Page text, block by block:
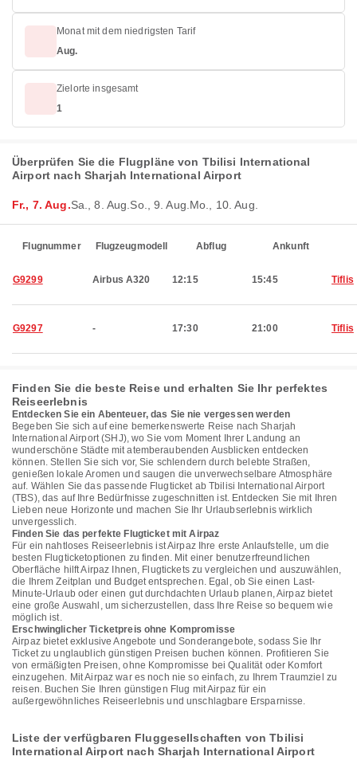
Monat mit dem niedrigsten Tarif
Aug.
Zielorte insgesamt
1
Überprüfen Sie die Flugpläne von Tbilisi International
Airport nach Sharjah International Airport
Fr., 7. Aug.Sa., 8. Aug. So., 9. Aug. Mo., 10. Aug.
Flugnummer Flugzeugmodell Abflug Ankunft
G9299 Airbus A320 12:15 15:45 Tiflis
G9297 - 17:30 21:00 Tiflis
Finden Sie die beste Reise und erhalten Sie Ihr perfektes
Reiseerlebnis
Entdecken Sie ein Abenteuer, das Sie nie vergessen werden
Begeben Sie sich auf eine bemerkenswerte Reise nach Sharjah
International Airport (SHJ), wo Sie vom Moment Ihrer Landung an
wunderschöne Städte mit atemberaubenden Ausblicken entdecken
können. Stellen Sie sich vor, Sie schlendern durch belebte Straßen,
genießen lokale Aromen und saugen die unverwechselbare Atmosphäre
auf. Wählen Sie das passende Flugticket ab Tbilisi International Airport
(TBS), das auf Ihre Bedürfnisse zugeschnitten ist. Entdecken Sie mit Ihren
Lieben neue Horizonte und machen Sie Ihr Urlaubserlebnis wirklich
unvergesslich.
Finden Sie das perfekte Flugticket mit Airpaz
Für ein nahtloses Reiseerlebnis ist Airpaz Ihre erste Anlaufstelle, um die
besten Flugticketoptionen zu finden. Mit einer benutzerfreundlichen
Oberfläche hilft Airpaz Ihnen, Flugtickets zu vergleichen und auszuwählen,
die Ihrem Zeitplan und Budget entsprechen. Egal, ob Sie einen Last-
Minute-Urlaub oder einen gut durchdachten Urlaub planen, Airpaz bietet
eine große Auswahl, um sicherzustellen, dass Ihre Reise so bequem wie
möglich ist.
Erschwinglicher Ticketpreis ohne Kompromisse
Airpaz bietet exklusive Angebote und Sonderangebote, sodass Sie Ihr
Ticket zu unglaublich günstigen Preisen buchen können. Profitieren Sie
von ermäßigten Preisen, ohne Kompromisse bei Qualität oder Komfort
einzugehen. Mit Airpaz war es noch nie so einfach, zu Ihrem Traumziel zu
reisen. Buchen Sie Ihren günstigen Flug mit Airpaz für ein
außergewöhnliches Reiseerlebnis und unschlagbare Ersparnisse.
Liste der verfügbaren Fluggesellschaften von Tbilisi
International Airport nach Sharjah International Airport